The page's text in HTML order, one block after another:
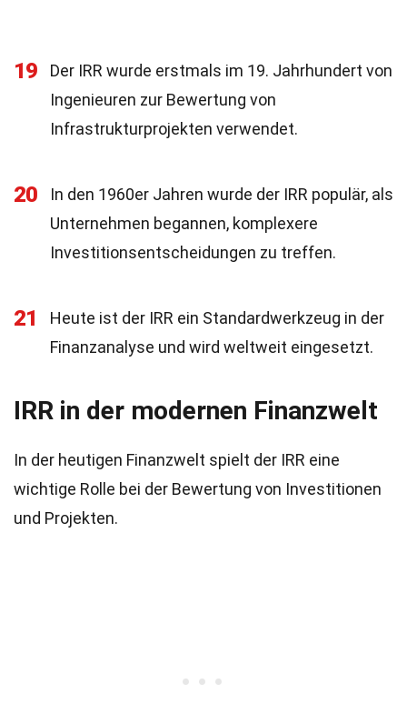
19
Der IRR wurde erstmals im 19. Jahrhundert von
Ingenieuren zur Bewertung von
Infrastrukturprojekten verwendet.
20
In den 1960er Jahren wurde der IRR populär, als
Unternehmen begannen, komplexere
Investitionsentscheidungen zu treffen.
21
Heute ist der IRR ein Standardwerkzeug in der
Finanzanalyse und wird weltweit eingesetzt.
IRR in der modernen Finanzwelt
In der heutigen Finanzwelt spielt der IRR eine
wichtige Rolle bei der Bewertung von Investitionen
und Projekten.